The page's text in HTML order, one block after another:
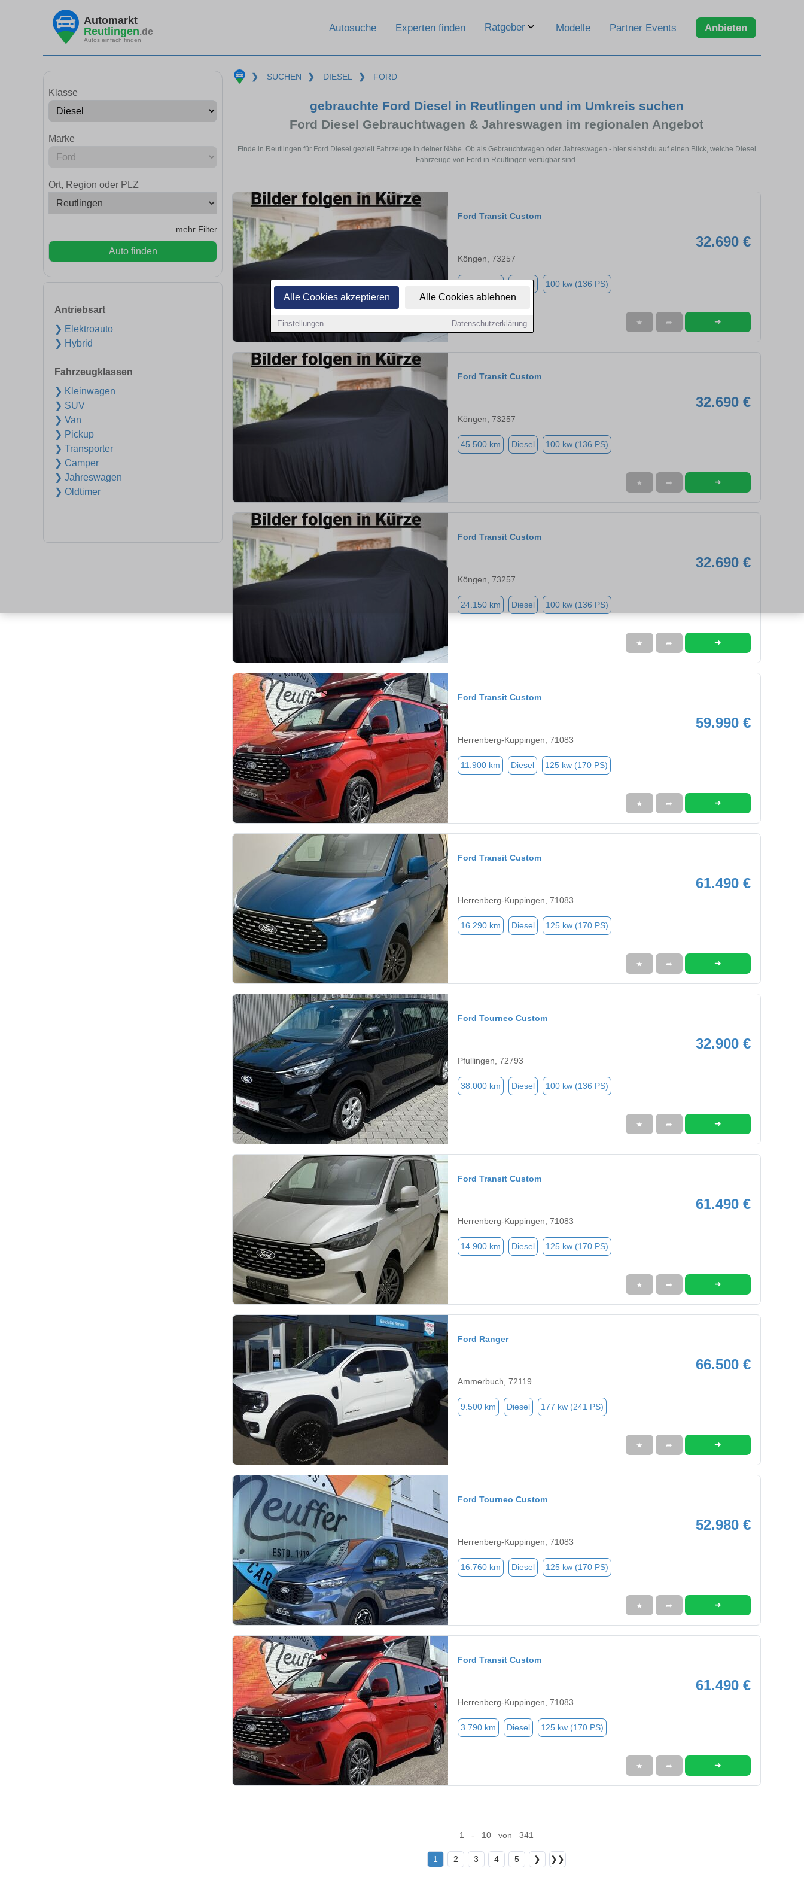
Alle Cookies akzeptieren Alle Cookies ablehnen
Einstellungen Datenschutzerklärung
Automarkt
Reutlingen.de
Autos einfach finden
Autosuche Experten finden Ratgeber Modelle Partner Events Anbieten
Klasse
Marke
Ort, Region oder PLZ
mehr Filter
Auto finden
Antriebsart
❯ Elektroauto
❯ Hybrid
Fahrzeugklassen
❯ Kleinwagen
❯ SUV
❯ Van
❯ Pickup
❯ Transporter
❯ Camper
❯ Jahreswagen
❯ Oldtimer
❯ SUCHEN ❯ DIESEL ❯ FORD
gebrauchte Ford Diesel in Reutlingen und im Umkreis suchen
Ford Diesel Gebrauchtwagen & Jahreswagen im regionalen Angebot
Finde in Reutlingen für Ford Diesel gezielt Fahrzeuge in deiner Nähe. Ob als Gebrauchtwagen oder Jahreswagen - hier siehst du auf einen Blick, welche Diesel
Fahrzeuge von Ford in Reutlingen verfügbar sind.
Ford Transit Custom
32.690 €
Köngen, 73257
Diesel 100 kw (136 PS)
★ ➦ ➜
Ford Transit Custom
32.690 €
Köngen, 73257
45.500 km Diesel 100 kw (136 PS)
★ ➦ ➜
Ford Transit Custom
32.690 €
Köngen, 73257
24.150 km Diesel 100 kw (136 PS)
★ ➦ ➜
Ford Transit Custom
59.990 €
Herrenberg-Kuppingen, 71083
11.900 km Diesel 125 kw (170 PS)
★ ➦ ➜
Ford Transit Custom
61.490 €
Herrenberg-Kuppingen, 71083
16.290 km Diesel 125 kw (170 PS)
★ ➦ ➜
Ford Tourneo Custom
32.900 €
Pfullingen, 72793
38.000 km Diesel 100 kw (136 PS)
★ ➦ ➜
Ford Transit Custom
61.490 €
Herrenberg-Kuppingen, 71083
14.900 km Diesel 125 kw (170 PS)
★ ➦ ➜
Ford Ranger
66.500 €
Ammerbuch, 72119
9.500 km Diesel 177 kw (241 PS)
★ ➦ ➜
Ford Tourneo Custom
52.980 €
Herrenberg-Kuppingen, 71083
16.760 km Diesel 125 kw (170 PS)
★ ➦ ➜
Ford Transit Custom
61.490 €
Herrenberg-Kuppingen, 71083
3.790 km Diesel 125 kw (170 PS)
★ ➦ ➜
1 - 10 von 341
1 2 3 4 5 ❯ ❯❯